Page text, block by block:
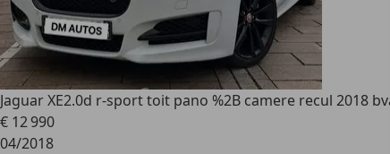
Jaguar XE2.0d r-sport toit pano %2B camere recul 2018
€ 12 990
04/2018